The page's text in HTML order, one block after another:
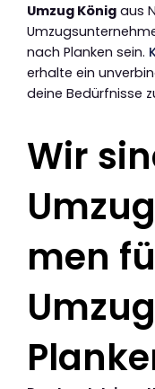
Umzug König aus
nach Planken sein.
erhalte ein
deine Bedürfnisse
Wir
men